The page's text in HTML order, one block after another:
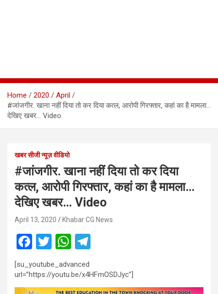
Home 2020
April
#जांजगीर. खाना नहीं दिया तो कर दिया कत्ल, आरोपी गिरफ्तार, कहां का है मामला…
देखिए खबर… Video
खबर सीजी न्यूज़ वीडियो
#जांजगीर. खाना नहीं दिया तो कर दिया
कत्ल, आरोपी गिरफ्तार, कहां का है मामला…
देखिए खबर… Video
April 13, 2020 Khabar CG News
F
ce
b
T
wi
tt
er
W
at
s
e
gr
[su_youtube_advanced
url=”https://youtu.be/x4HFmOSDJyc”]